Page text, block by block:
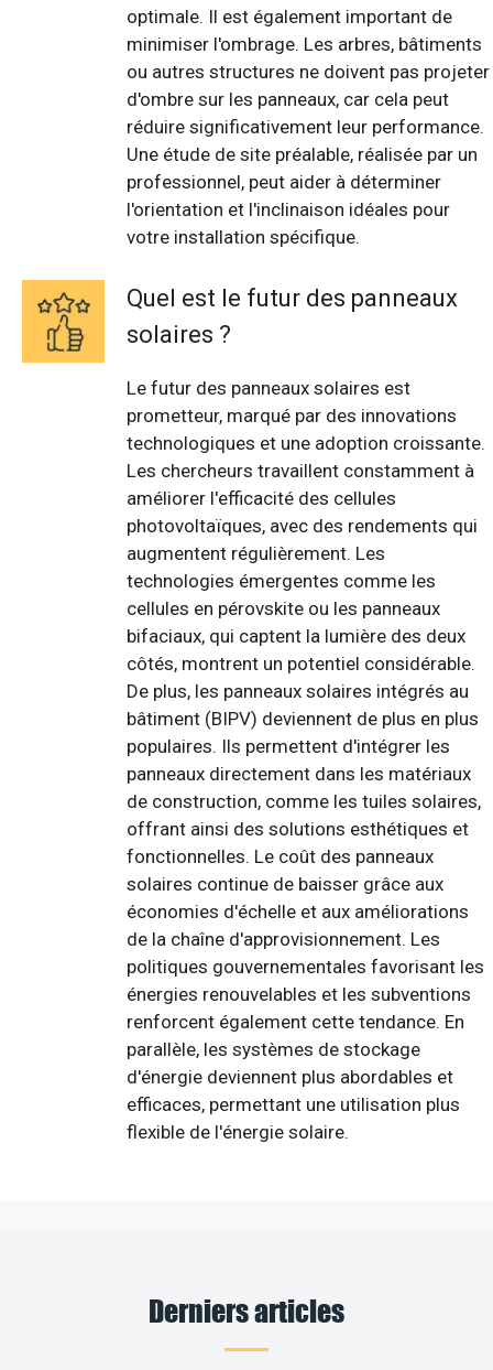
optimale. Il est également important de
minimiser l'ombrage. Les arbres, bâtiments
ou autres structures ne doivent pas projeter
d'ombre sur les panneaux, car cela peut
réduire significativement leur performance.
Une étude de site préalable, réalisée par un
professionnel, peut aider à déterminer
l'orientation et l'inclinaison idéales pour
votre installation spécifique.
Quel est le futur des panneaux
solaires ?
Le futur des panneaux solaires est
prometteur, marqué par des innovations
technologiques et une adoption croissante.
Les chercheurs travaillent constamment à
améliorer l'efficacité des cellules
photovoltaïques, avec des rendements qui
augmentent régulièrement. Les
technologies émergentes comme les
cellules en pérovskite ou les panneaux
bifaciaux, qui captent la lumière des deux
côtés, montrent un potentiel considérable.
De plus, les panneaux solaires intégrés au
bâtiment (BIPV) deviennent de plus en plus
populaires. Ils permettent d'intégrer les
panneaux directement dans les matériaux
de construction, comme les tuiles solaires,
offrant ainsi des solutions esthétiques et
fonctionnelles. Le coût des panneaux
solaires continue de baisser grâce aux
économies d'échelle et aux améliorations
de la chaîne d'approvisionnement. Les
politiques gouvernementales favorisant les
énergies renouvelables et les subventions
renforcent également cette tendance. En
parallèle, les systèmes de stockage
d'énergie deviennent plus abordables et
efficaces, permettant une utilisation plus
flexible de l'énergie solaire.
Derniers articles